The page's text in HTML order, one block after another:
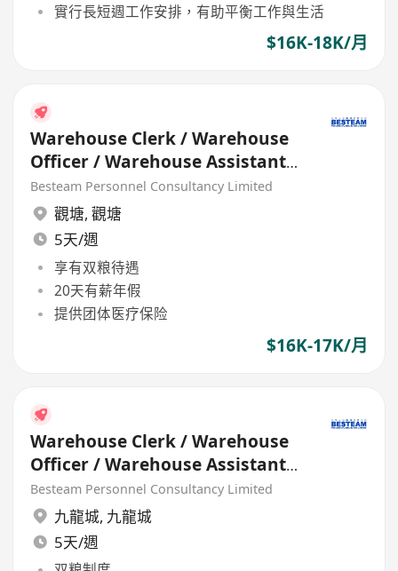
實行長短週工作安排，有助平衡工作與生活
$16K-18K/月
Warehouse Clerk / Warehouse
Officer / Warehouse Assistant
(16K - 17K) 5 Days
Besteam Personnel Consultancy Limited
觀塘, 觀塘
5天/週
享有双粮待遇
20天有薪年假
提供团体医疗保险
$16K-17K/月
Warehouse Clerk / Warehouse
Officer / Warehouse Assistant
(16K - 17K) 5 Days
Besteam Personnel Consultancy Limited
九龍城, 九龍城
5天/週